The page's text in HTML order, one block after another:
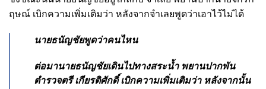
ฤษณ์ เบิกความเพิ่มเติมว่า หลังจากจําเลยพูดว่าเอาไว้ไม่ได้
นายธนัญชัยพูดว่าคนไหน
ต่อมานายธนัญชัยเดินไปทางสระน้ำ พยานปากพัน
ตํารวจตรี เกียรติศักดิ์ เบิกความเพิ่มเติมว่า หลังจากนั้น